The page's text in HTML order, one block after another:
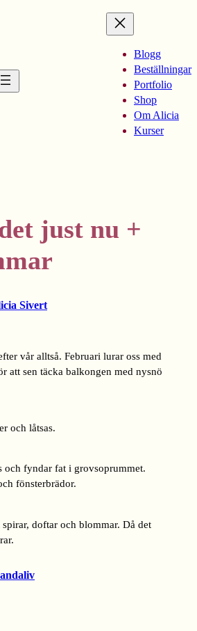
Blogg
Beställningar
Portfolio
Shop
Om Alicia
Kurser
just nu +
Sivert
vår alltså. Februari lurar oss med
att sen täcka balkongen med nysnö
och låtsas.
och fyndar fat i grovsoprummet.
fönsterbrädor.
spirar, doftar och blommar. Då det